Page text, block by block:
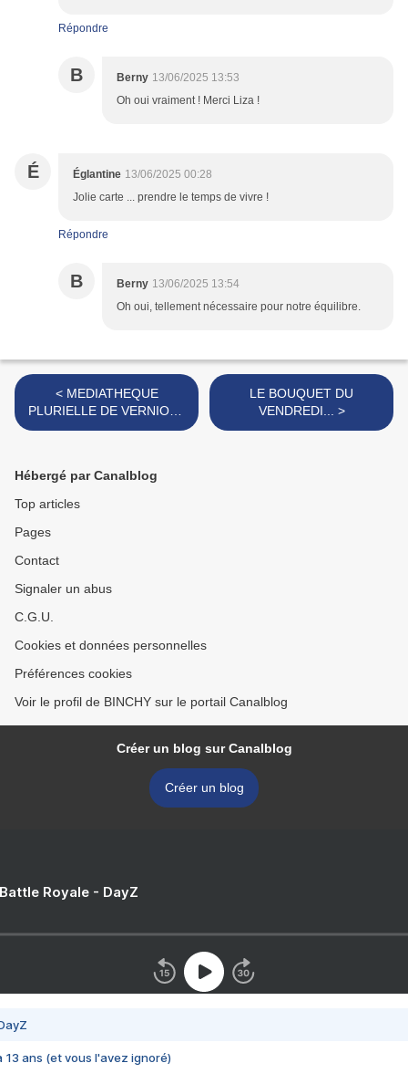
Répondre
B Berny 13/06/2025 13:53
Oh oui vraiment ! Merci Liza !
É Églantine 13/06/2025 00:28
Jolie carte ... prendre le temps de vivre !
Répondre
B Berny 13/06/2025 13:54
Oh oui, tellement nécessaire pour notre équilibre.
< MEDIATHEQUE
PLURIELLE DE VERNIOZ -
EXPOSITION ARTISTIQUE
LE BOUQUET DU
VENDREDI... >
Hébergé par Canalblog
Top articles
Pages
Contact
Signaler un abus
C.G.U.
Cookies et données personnelles
Préférences cookies
Voir le profil de BINCHY sur le portail Canalblog
Créer un blog sur Canalblog
Créer un blog
Royale - DayZ
13 ans (et vous l'avez ignoré)